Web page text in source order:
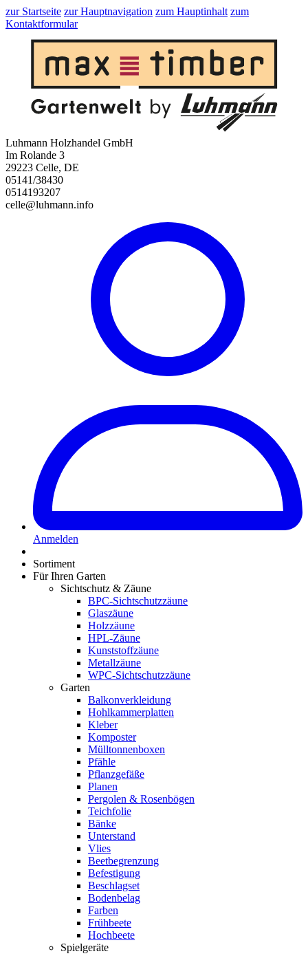
zur Startseite zur Hauptnavigation zum Hauptinhalt zum
Kontaktformular
Luhmann Holzhandel GmbH
Im Rolande 3
29223 Celle, DE
05141/38430
0514193207
celle@luhmann.info
Anmelden
Sortiment
Für Ihren Garten
Sichtschutz & Zäune
BPC-Sichtschutzzäune
Glaszäune
Holzzäune
HPL-Zäune
Kunststoffzäune
Metallzäune
WPC-Sichtschutzzäune
Garten
Balkonverkleidung
Hohlkammerplatten
Kleber
Komposter
Mülltonnenboxen
Pfähle
Pflanzgefäße
Planen
Pergolen & Rosenbögen
Teichfolie
Bänke
Unterstand
Vlies
Beetbegrenzung
Befestigung
Beschlagset
Bodenbelag
Farben
Frühbeete
Hochbeete
Spielgeräte